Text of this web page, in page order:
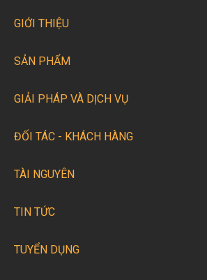
GIỚI THIỆU
SẢN PHẨM
GIẢI PHÁP VÀ DỊCH VỤ
ĐỐI TÁC - KHÁCH HÀNG
TÀI NGUYÊN
TIN TỨC
TUYỂN DỤNG